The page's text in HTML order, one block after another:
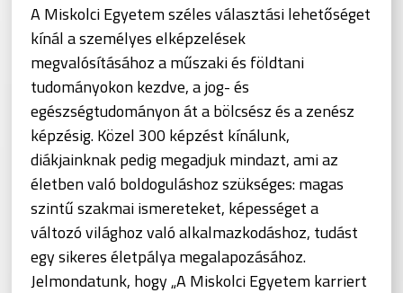
A Miskolci Egyetem széles választási lehetőséget
kínál a személyes elképzelések
megvalósításához a műszaki és földtani
tudományokon kezdve, a jog- és
egészségtudományon át a bölcsész és a zenész
képzésig. Közel 300 képzést kínálunk,
diákjainknak pedig megadjuk mindazt, ami az
életben való boldoguláshoz szükséges: magas
szintű szakmai ismereteket, képességet a
változó világhoz való alkalmazkodáshoz, tudást
egy sikeres életpálya megalapozásához.
Jelmondatunk, hogy „A Miskolci Egyetem karriert